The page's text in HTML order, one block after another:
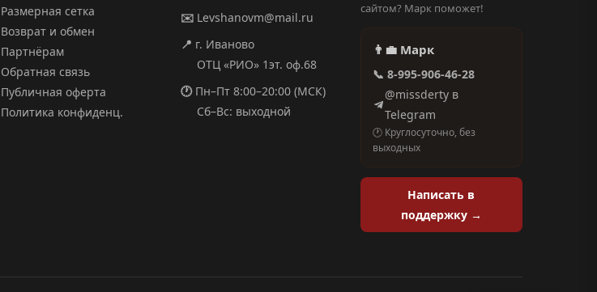
Размерная сетка
Возврат и обмен
Партнёрам
Обратная связь
Публичная оферта
Политика конфиденц.
✉️ Levshanovm@mail.ru
📍 г. Иваново
ОТЦ «РИО» 1эт. оф.68
🕐Пн–Пт 8:00–20:00 (МСК)
Сб–Вс: выходной
сайтом? Марк поможет!
👨‍💼 Марк
📞 8-995-906-46-28
@missderty в
Telegram
🕐 Круглосуточно, без
выходных
Написать в
поддержку →